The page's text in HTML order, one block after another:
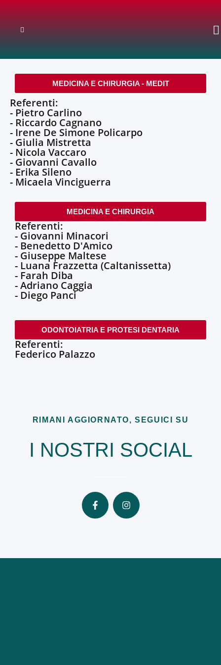
MEDICINA E CHIRURGIA - MEDIT
Referenti:
- Pietro Carlino
- Riccardo Cagnano
- Irene De Simone Policarpo
- Giulia Mistretta
- Nicola Vaccaro
- Giovanni Cavallo
- Erika Sileno
- Micaela Vinciguerra
- Diego Panci
- Adriano Caggia
- Farah Diba
- Luana Frazzetta (Caltanissetta)
- Giuseppe Maltese
- Benedetto D'Amico
- Giovanni Minacori
Referenti:
MEDICINA E CHIRURGIA
Federico Palazzo
Referenti:
ODONTOIATRIA E PROTESI DENTARIA
RIMANI AGGIORNATO, SEGUICI SU
I NOSTRI SOCIAL